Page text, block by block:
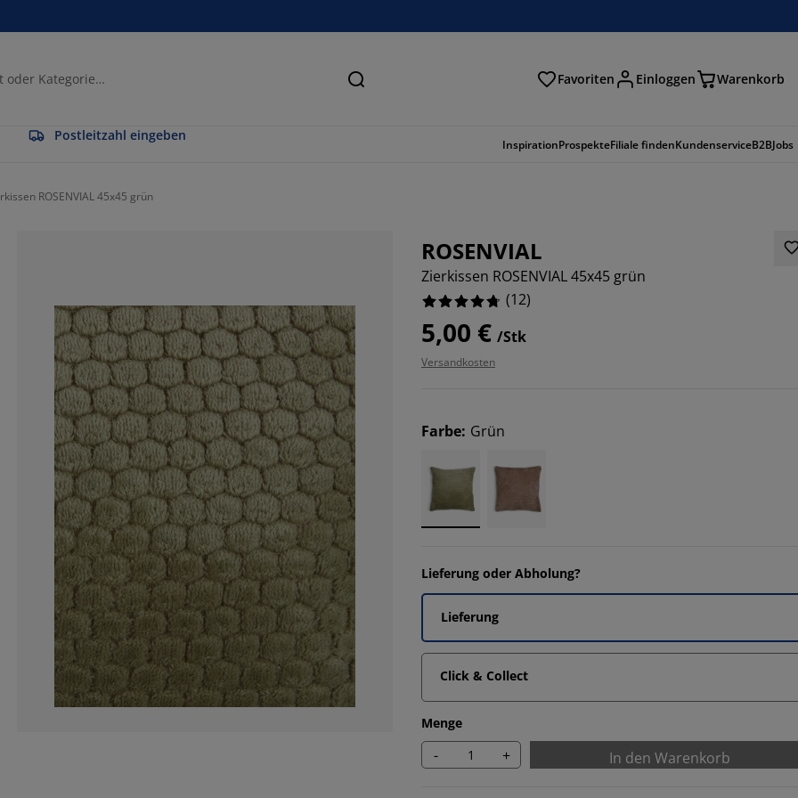
Suchen Favoriten Einloggen Warenkorb
Postleitzahl eingeben
InspirationProspekteFiliale findenKundenserviceB2BJobs
ROSENVIAL 45x45 grün
ROSENVIAL
Zierkissen ROSENVIAL 45x45 grün
(12)
5,00 € /Stk
Versandkosten
Farbe: Grün
Lieferung oder Abholung?
Lieferung
Click & Collect
Menge
- + In den Warenkorb
83.33333333333334%
8.333333333333332%
8.333333333333332%